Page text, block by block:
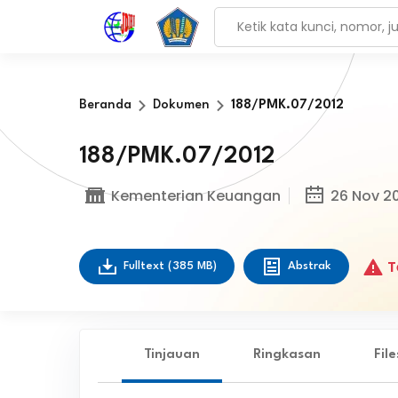
Beranda Dokumen 188/PMK.07/2012
188/PMK.07/2012
Kementerian Keuangan 26 Nov
Fulltext (385 MB) Abstrak
Tinjauan Ringkasan